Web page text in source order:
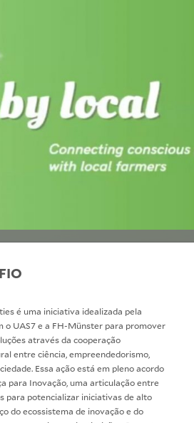
é uma iniciativa idealizada pela
o UAS7 e a FH-Münster para promover
através da cooperação
entre ciência, empreendedorismo,
Essa ação está em pleno acordo
para Inovação, uma articulação entre
para potencializar iniciativas de alto
do ecossistema de inovação e do